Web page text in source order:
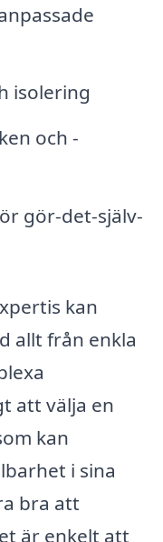
isolering
och -
gör-det-själv-
kan
allt från enkla
att välja en
kan
i sina
bra att
är enkelt att